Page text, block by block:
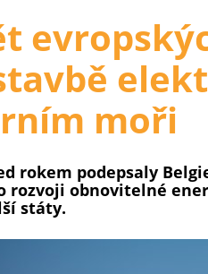
moři
rokem podepsaly
rozvoji obnovitelné
státy.